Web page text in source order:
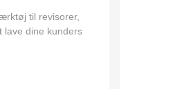
til revisorer,
lave dine kunders